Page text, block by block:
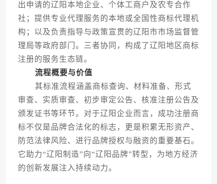
出申请的辽阳本地企业、个体工商户及农专合作
社；提供专业代理服务的本地或全国性商标代理机
构；以及负责指导与政策宣贯的辽阳市市场监督管
理局等政府部门。三者协同，构成了辽阳地区商标
注册的服务生态链。
流程概要与价值
其标准流程涵盖商标查询、材料准备、形式
审查、实质审查、初步审定公告、核准注册公告及
颁发证书等环节。对于辽阳企业而言，成功注册商
标不仅是品牌合法化的标志，更是积累无形资产、
防范法律风险、进行品牌授权与融资的重要基石。
它助力“辽阳制造”向“辽阳品牌”转型，为地方经济
的创新发展注入持续动力。